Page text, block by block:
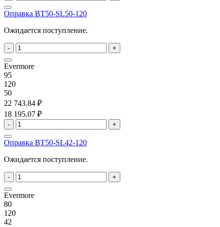
Оправка BT50-SL50-120
Ожидается поступление.
- +
Evermore
95
120
50
22 743.84 ₽
18 195.07 ₽
- +
Оправка BT50-SL42-120
Ожидается поступление.
- +
Evermore
80
120
42